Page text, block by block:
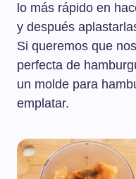
lo más rápido en
y después
Si queremos que
perfecta de
un molde para
emplatar.